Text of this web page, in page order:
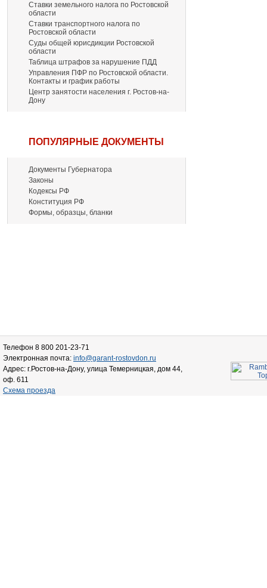
Ставки земельного налога по Ростовской
области
Ставки транспортного налога по
Ростовской области
Суды общей юрисдикции Ростовской
области
Таблица штрафов за нарушение ПДД
Управления ПФР по Ростовской области.
Контакты и график работы
Центр занятости населения г. Ростов-на-
Дону
ПОПУЛЯРНЫЕ ДОКУМЕНТЫ
Документы Губернатора
Законы
Кодексы РФ
Конституция РФ
Формы, образцы, бланки
Телефон 8 800 201-23-71
Электронная почта: info@garant-rostovdon.ru
Адрес: г.Ростов-на-Дону, улица Темерницкая, дом 44,
оф. 611
Схема проезда